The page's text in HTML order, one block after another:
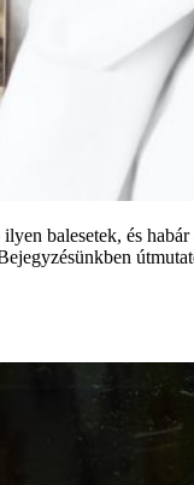
balesetek, és